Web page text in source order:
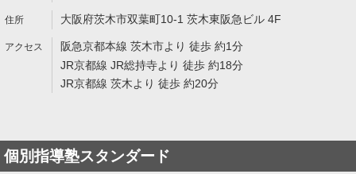
大阪府茨木市双葉町10-1 茨木東阪急ビル 4F
阪急京都本線 茨木市より 徒歩 約1分
JR京都線 JR総持寺より 徒歩 約18分
JR京都線 茨木より 徒歩 約20分
個別指導塾スタンダード